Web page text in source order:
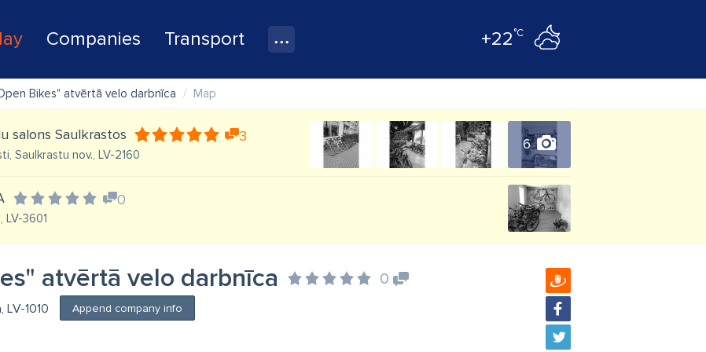
Companies Transport +22°C
Bikes" atvērtā velo darbnīca Map
salons Saulkrastos 3
Saulkrastu nov., LV-2160
6
0
LV-3601
atvērtā velo darbnīca 0
LV-1010 Append company info